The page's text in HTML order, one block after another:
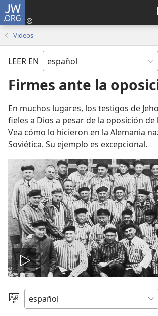
JW.ORG
Videos
LEER EN
Firmes ante la
En muchos lugares, los testigos de
fieles a Dios a pesar de la oposición
Vea cómo lo hicieron en la Alemania
Soviética. Su ejemplo es excepcional.
Reproducir
video
Elegir
idioma